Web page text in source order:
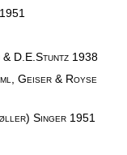
& D.E.Stuntz 1938
Geiser & Royse
Singer 1951